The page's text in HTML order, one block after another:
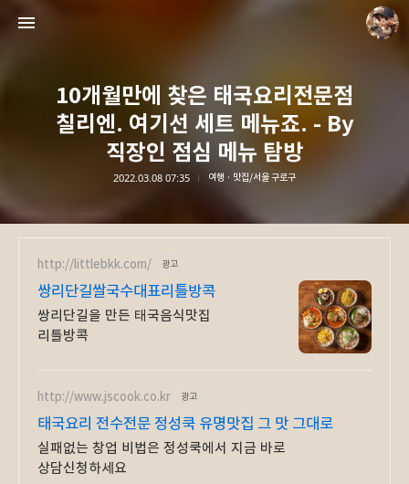
10개월만에 찾은 태국요리전문점
칠리엔. 여기선 세트 메뉴죠. - By
직장인 점심 메뉴 탐방
2022.03.08 07:35 여행 · 맛집/서울 구로구
http://littlebkk.com/ 광고
쌍리단길쌀국수대표리틀방콕
쌍리단길을 만든 태국음식맛집
리틀방콕
http://www.jscook.co.kr 광고
태국요리 전수전문 정성쿡 유명맛집 그 맛 그대로
실패없는 창업 비법은 정성쿡에서 지금 바로
상담신청하세요
담덕.